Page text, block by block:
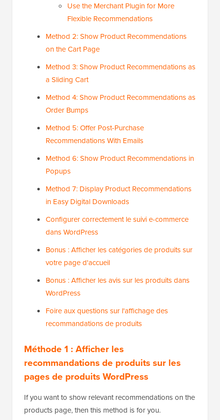
Use the Merchant Plugin for More
Flexible Recommendations
Method 2: Show Product Recommendations
on the Cart Page
Method 3: Show Product Recommendations as
a Sliding Cart
Method 4: Show Product Recommendations as
Order Bumps
Method 5: Offer Post-Purchase
Recommendations With Emails
Method 6: Show Product Recommendations in
Popups
Method 7: Display Product Recommendations
in Easy Digital Downloads
Configurer correctement le suivi e-commerce
dans WordPress
Bonus : Afficher les catégories de produits sur
votre page d'accueil
Bonus : Afficher les avis sur les produits dans
WordPress
Foire aux questions sur l'affichage des
recommandations de produits
Méthode 1 : Afficher les
recommandations de produits sur les
pages de produits WordPress
If you want to show relevant recommendations on the
products page, then this method is for you.